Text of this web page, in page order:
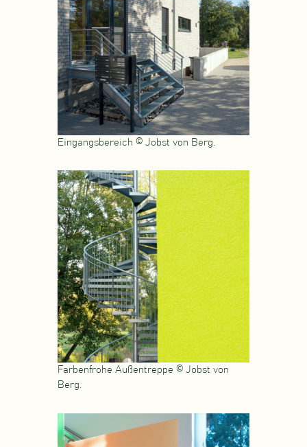
Eingangsbereich © Jobst von Berg.
Farbenfrohe Außentreppe © Jobst von
Berg.